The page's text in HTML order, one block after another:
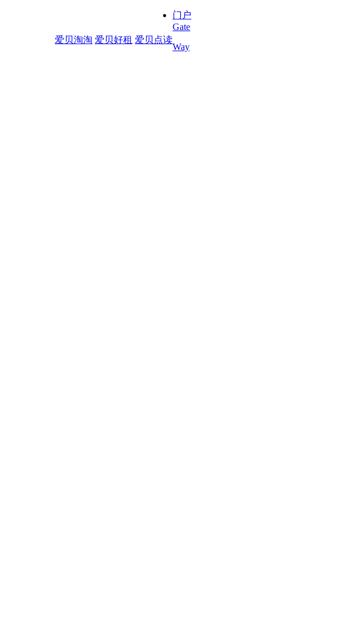
爱贝淘淘 爱贝好租 爱贝点读
门户
Gate
Way